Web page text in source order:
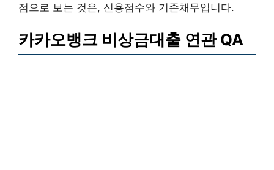
점으로 보는 것은, 신용점수와 기존채무입니다.
카카오뱅크 비상금대출 연관 QA